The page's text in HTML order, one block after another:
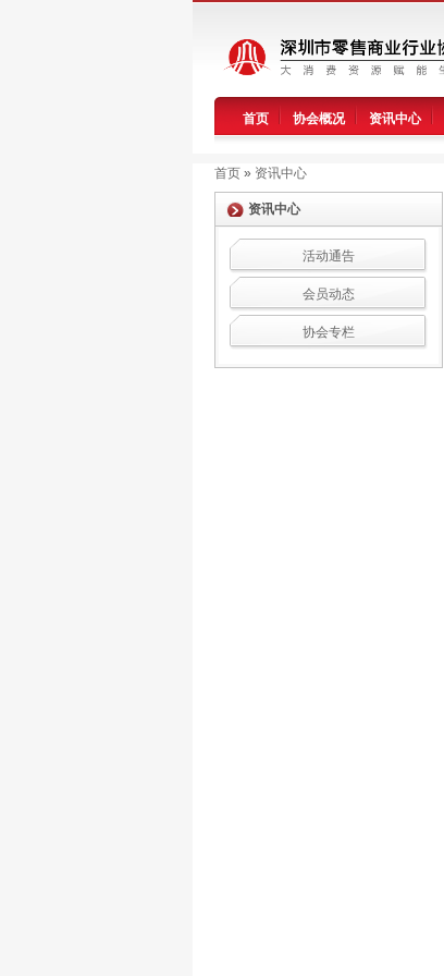
首页 协会概况 资讯中心
首页 » 资讯中心
资讯中心
活动通告
会员动态
协会专栏